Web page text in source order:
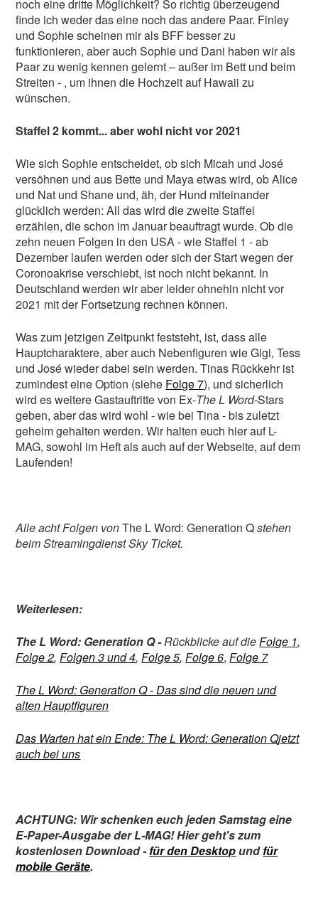
noch eine dritte Möglichkeit? So richtig überzeugend
finde ich weder das eine noch das andere Paar. Finley
und Sophie scheinen mir als BFF besser zu
funktionieren, aber auch Sophie und Dani haben wir als
Paar zu wenig kennen gelernt – außer im Bett und beim
Streiten - , um ihnen die Hochzeit auf Hawaii zu
wünschen.
Staffel 2 kommt... aber wohl nicht vor 2021
Wie sich Sophie entscheidet, ob sich Micah und José
versöhnen und aus Bette und Maya etwas wird, ob Alice
und Nat und Shane und, äh, der Hund miteinander
glücklich werden: All das wird die zweite Staffel
erzählen, die schon im Januar beauftragt wurde. Ob die
zehn neuen Folgen in den USA - wie Staffel 1 - ab
Dezember laufen werden oder sich der Start wegen der
Coronoakrise verschiebt, ist noch nicht bekannt. In
Deutschland werden wir aber leider ohnehin nicht vor
2021 mit der Fortsetzung rechnen können.
Was zum jetzigen Zeitpunkt feststeht, ist, dass alle
Hauptcharaktere, aber auch Nebenfiguren wie Gigi, Tess
und José wieder dabei sein werden. Tinas Rückkehr ist
zumindest eine Option (siehe Folge 7), und sicherlich
wird es weitere Gastauftritte von Ex-The L Word-Stars
geben, aber das wird wohl - wie bei Tina - bis zuletzt
geheim gehalten werden. Wir halten euch hier auf L-
MAG, sowohl im Heft als auch auf der Webseite, auf dem
Laufenden!
Alle acht Folgen vonThe L Word: Generation Qstehen
beim Streamingdienst Sky Ticket.
Weiterlesen:
The L Word: Generation Q -Rückblicke auf dieFolge 1,
Folge 2,Folgen 3 und 4,Folge 5,Folge 6,Folge 7
The L Word: Generation Q - Das sind die neuen und
alten Hauptfiguren
Das Warten hat ein Ende: The L Word: Generation Qjetzt
auch bei uns
ACHTUNG: Wir schenken euch jeden Samstag eine
E-Paper-Ausgabe der L-MAG! Hier geht's zum
kostenlosen Download -für den Desktopundfür
mobile Geräte.